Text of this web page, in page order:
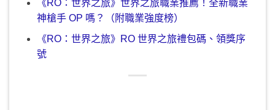
《RO：世界之旅》世界之旅職業推薦！全新職業
神槍手 OP 嗎？（附職業強度榜）
《RO：世界之旅》RO 世界之旅禮包碼、領獎序
號